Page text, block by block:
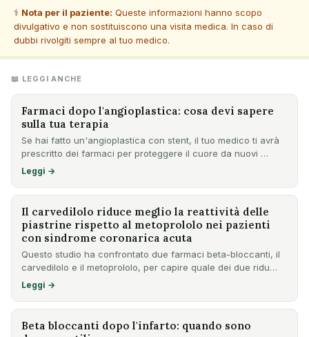
⚕️ Nota per il paziente: Queste informazioni hanno scopo
divulgativo e non sostituiscono una visita medica. In caso di
dubbi rivolgiti sempre al tuo medico.
📖 LEGGI ANCHE
Farmaci dopo l'angioplastica: cosa devi sapere
sulla tua terapia
Se hai fatto un'angioplastica con stent, il tuo medico ti avrà
prescritto dei farmaci per proteggere il cuore da nuovi …
Leggi →
Il carvedilolo riduce meglio la reattività delle
piastrine rispetto al metoprololo nei pazienti
con sindrome coronarica acuta
Questo studio ha confrontato due farmaci beta-bloccanti, il
carvedilolo e il metoprololo, per capire quale dei due ridu…
Leggi →
Beta bloccanti dopo l'infarto: quando sono